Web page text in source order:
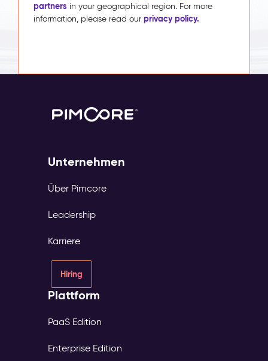
partners in your geographical region. For more
information, please read our privacy policy.
Unternehmen
Über Pimcore
Leadership
Karriere
Hiring
Plattform
PaaS Edition
Enterprise Edition